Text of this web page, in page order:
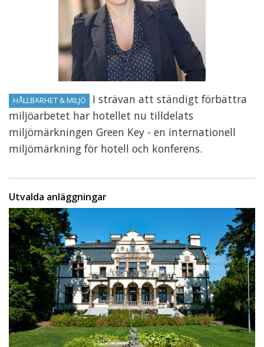
HÅLLBARHET & MILJÖ
I strävan att ständigt förbättra
miljöarbetet har hotellet nu tilldelats
miljömärkningen Green Key - en internationell
miljömärkning för hotell och konferens.
Utvalda anläggningar